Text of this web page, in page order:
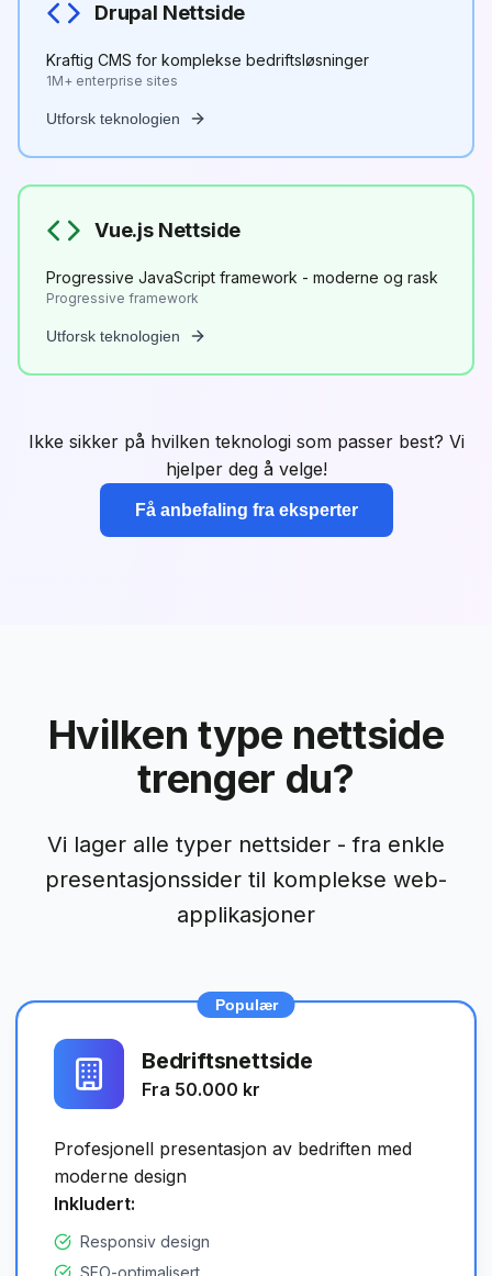
Drupal Nettside
Kraftig CMS for komplekse bedriftsløsninger
1M+ enterprise sites
Utforsk teknologien
Vue.js Nettside
Progressive JavaScript framework - moderne og rask
Progressive framework
Utforsk teknologien
Ikke sikker på hvilken teknologi som passer best? Vi
hjelper deg å velge!
Få anbefaling fra eksperter
Hvilken type nettside
trenger du?
Vi lager alle typer nettsider - fra enkle
presentasjonssider til komplekse web-
applikasjoner
Populær
Bedriftsnettside
Fra 50.000 kr
Profesjonell presentasjon av bedriften med
moderne design
Inkludert:
Responsiv design
SEO-optimalisert